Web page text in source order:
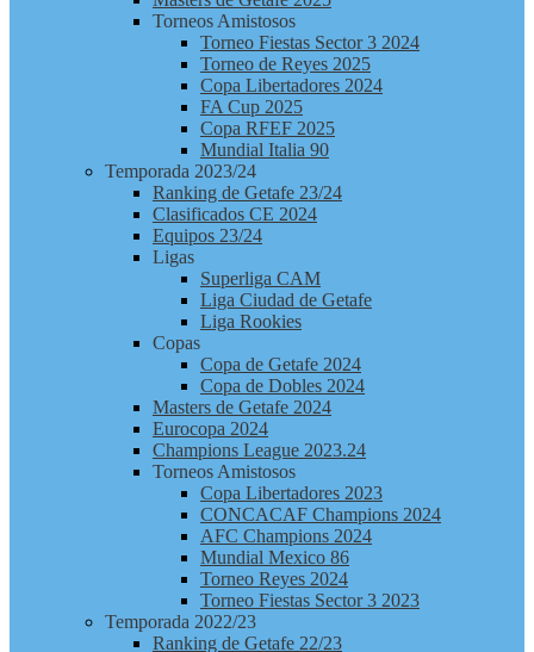
Torneos Amistosos
Torneo Fiestas Sector 3 2024
Torneo de Reyes 2025
Copa Libertadores 2024
FA Cup 2025
Copa RFEF 2025
Mundial Italia 90
Temporada 2023/24
Ranking de Getafe 23/24
Clasificados CE 2024
Equipos 23/24
Ligas
Superliga CAM
Liga Ciudad de Getafe
Liga Rookies
Copas
Copa de Getafe 2024
Copa de Dobles 2024
Masters de Getafe 2024
Eurocopa 2024
Champions League 2023.24
Torneos Amistosos
Copa Libertadores 2023
CONCACAF Champions 2024
AFC Champions 2024
Mundial Mexico 86
Torneo Reyes 2024
Torneo Fiestas Sector 3 2023
Temporada 2022/23
Ranking de Getafe 22/23